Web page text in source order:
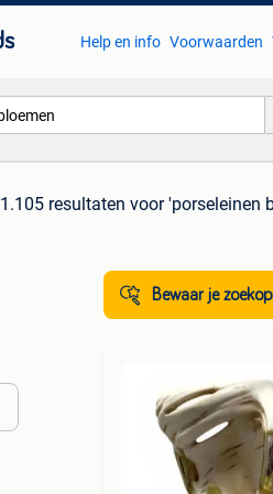
Help en info Voorwaarden
1.105 resultaten voor 'porseleinen
Bewaar je